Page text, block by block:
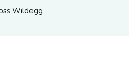
Wildegg